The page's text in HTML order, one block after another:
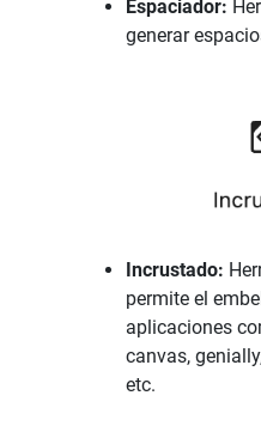
Espaciador:
generar
Incrustado:
permite el
aplicaciones
canvas,
etc.